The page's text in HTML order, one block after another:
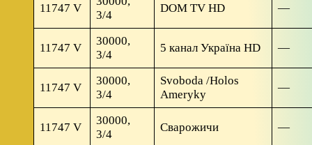
11747 V
3/4
DOM TV HD —
11747 V
30000,
3/4
5 канал Україна HD —
11747 V
30000,
3/4
Svoboda /Holos
Ameryky
—
11747 V
30000,
3/4
Сварожичи —